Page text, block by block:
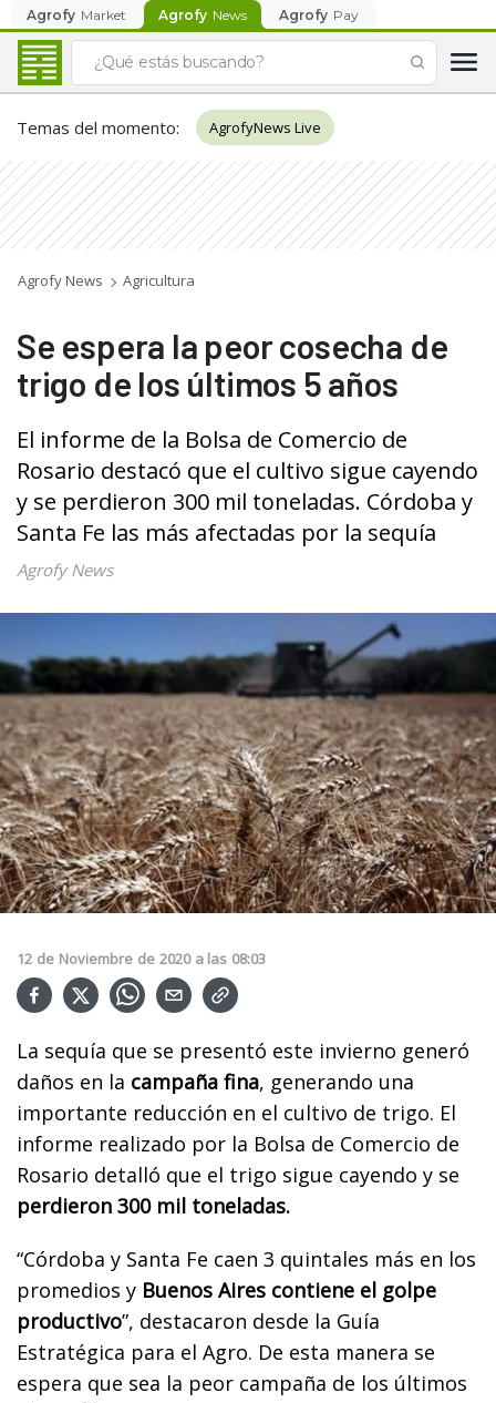
Agrofy Market Agrofy News Agrofy Pay
Temas del momento: AgrofyNews Live
Agrofy News Agricultura
Se espera la peor cosecha de
trigo de los últimos 5 años
El informe de la Bolsa de Comercio de
Rosario destacó que el cultivo sigue cayendo
y se perdieron 300 mil toneladas. Córdoba y
Santa Fe las más afectadas por la sequía
Agrofy News
12 de Noviembre de 2020 a las 08:03
La sequía que se presentó este invierno generó
daños en la campaña fina, generando una
importante reducción en el cultivo de trigo. El
informe realizado por la Bolsa de Comercio de
Rosario detalló que el trigo sigue cayendo y se
perdieron 300 mil toneladas.
“Córdoba y Santa Fe caen 3 quintales más en los
promedios y Buenos Aires contiene el golpe
productivo”, destacaron desde la Guía
Estratégica para el Agro. De esta manera se
espera que sea la peor campaña de los últimos